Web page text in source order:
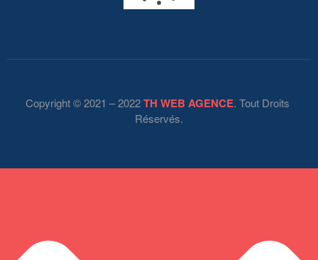
Copyright © 2021 – 2022TH WEB AGENCE. Tout Droits
Réservés.